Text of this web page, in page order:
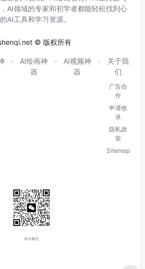
AI领域的专家和初学者都能轻松找到心
AI工具和学习资源。
© 版权所有
AI绘画神
器
AI视频神
器
关于我
们
广告合
作
申请收
录
隐私政
策
Sitemap
站长微信